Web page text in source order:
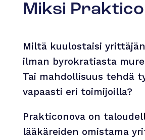
Miksi
Miltä kuulostaisi
ilman byrokratiasta
Tai mahdollisuus tehdä
vapaasti eri toimijoilla?
Prakticonova on
lääkäreiden omistama